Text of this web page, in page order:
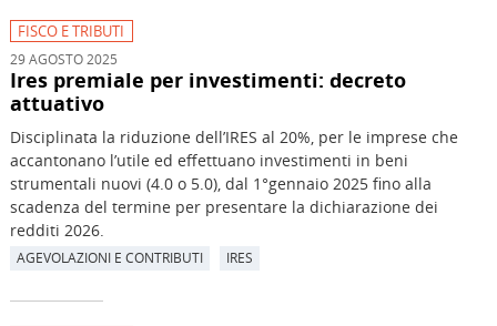
FISCO E TRIBUTI
29 AGOSTO 2025
Ires premiale per investimenti: decreto
attuativo
Disciplinata la riduzione dell’IRES al 20%, per le imprese che
accantonano l’utile ed effettuano investimenti in beni
strumentali nuovi (4.0 o 5.0), dal 1°gennaio 2025 fino alla
scadenza del termine per presentare la dichiarazione dei
redditi 2026.
AGEVOLAZIONI E CONTRIBUTI IRES